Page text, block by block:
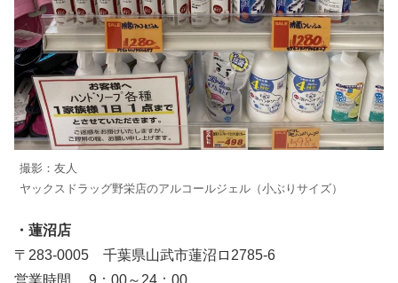
撮影：友人
ヤックスドラッグ野栄店のアルコールジェル（小ぶりサイズ）
・蓮沼店
〒283-0005 千葉県山武市蓮沼ロ2785-6